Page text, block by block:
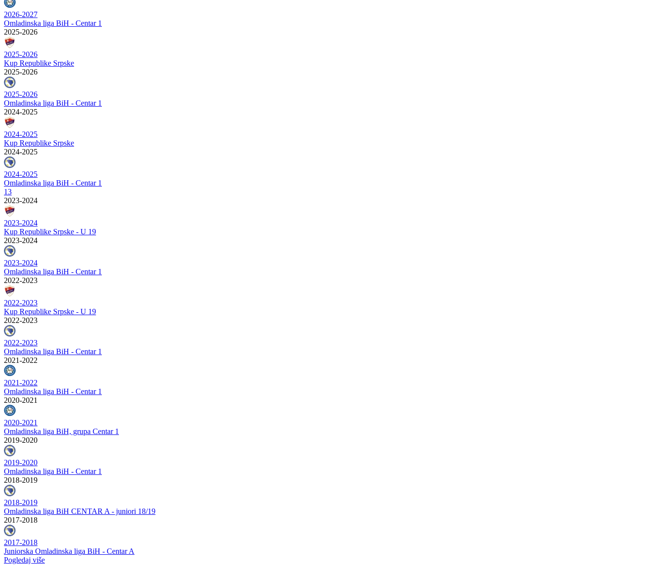
2026-2027
Omladinska liga BiH - Centar 1
2025-2026
2025-2026
Kup Republike Srpske
2025-2026
2025-2026
Omladinska liga BiH - Centar 1
2024-2025
2024-2025
Kup Republike Srpske
2024-2025
2024-2025
Omladinska liga BiH - Centar 1
13
2023-2024
2023-2024
Kup Republike Srpske - U 19
2023-2024
2023-2024
Omladinska liga BiH - Centar 1
2022-2023
2022-2023
Kup Republike Srpske - U 19
2022-2023
2022-2023
Omladinska liga BiH - Centar 1
2021-2022
2021-2022
Omladinska liga BiH - Centar 1
2020-2021
2020-2021
Omladinska liga BiH, grupa Centar 1
2019-2020
2019-2020
Omladinska liga BiH - Centar 1
2018-2019
2018-2019
Omladinska liga BiH CENTAR A - juniori 18/19
2017-2018
2017-2018
Juniorska Omladinska liga BiH - Centar A
Pogledaj više